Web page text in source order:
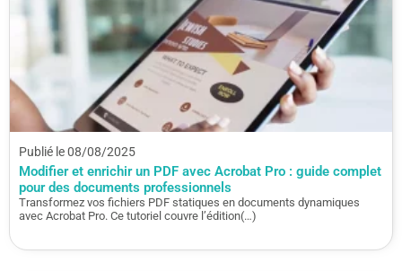
Publié le 08/08/2025
Modifier et enrichir un PDF avec Acrobat Pro : guide complet
pour des documents professionnels
Transformez vos fichiers PDF statiques en documents dynamiques
avec Acrobat Pro. Ce tutoriel couvre l’édition(…)